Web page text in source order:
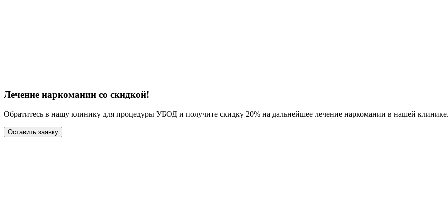
Лечение наркомании со скидкой!
Обратитесь в нашу клинику для процедуры УБОД и получите скидку 20% на дальнейшее лечение наркомании в нашей
Оставить заявку